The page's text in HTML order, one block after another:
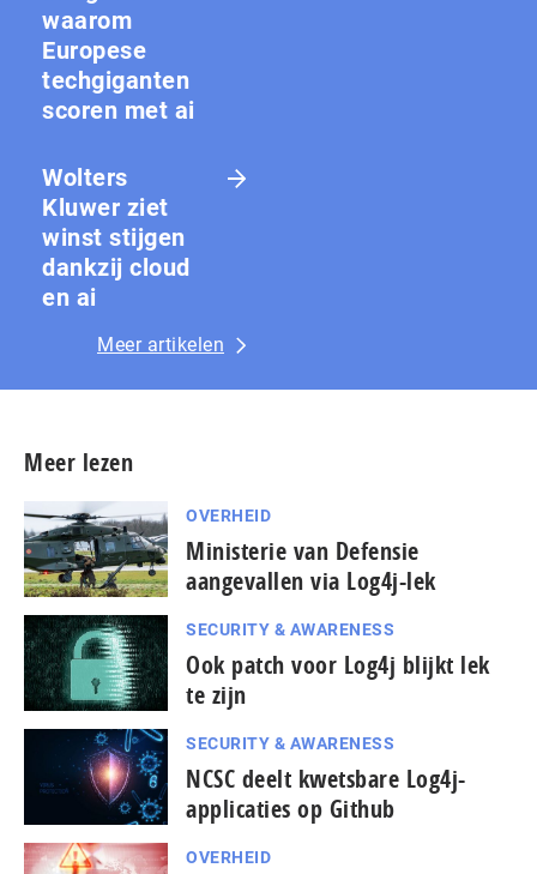
waarom
Europese
techgiganten
scoren met ai
Wolters
Kluwer ziet
winst stijgen
dankzij cloud
en ai
Meer artikelen
Meer lezen
OVERHEID
Ministerie van Defensie
aangevallen via Log4j-lek
SECURITY & AWARENESS
Ook patch voor Log4j blijkt lek
te zijn
SECURITY & AWARENESS
NCSC deelt kwetsbare Log4j-
applicaties op Github
OVERHEID